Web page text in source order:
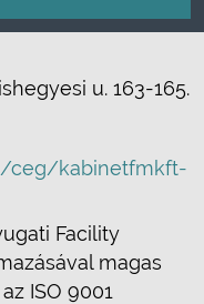
u. 163-165.
ceg/kabinetfmkft-
Facility
magas
ISO 9001